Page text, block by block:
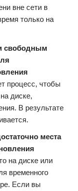
вне сети в
только на
свободным
процесс, чтобы
диске,
В результате
места
на диске или
временного
Если вы